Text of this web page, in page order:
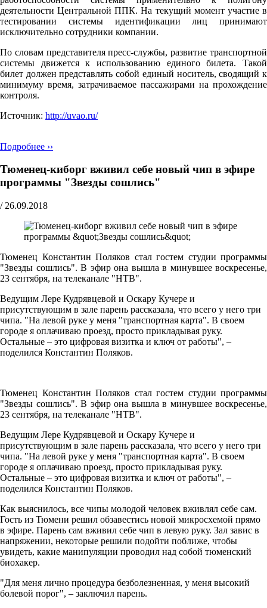
деятельности Центральной ППК. На текущий момент участие в
тестировании системы идентификации лиц принимают
исключительно сотрудники компании.
По словам представителя пресс-службы, развитие транспортной
системы движется к использованию единого билета. Такой
билет должен представлять собой единый носитель, сводящий к
минимуму время, затрачиваемое пассажирами на прохождение
контроля.
Источник: http://uvao.ru/
Подробнее ››
Тюменец-киборг вживил себе новый чип в эфире
программы "Звезды сошлись"
/ 26.09.2018
Тюменец Константин Поляков стал гостем студии программы
"Звезды сошлись". В эфир она вышла в минувшее воскресенье,
23 сентября, на телеканале "НТВ".
Ведущим Лере Кудрявцевой и Оскару Кучере и
присутствующим в зале парень рассказала, что всего у него три
чипа. "На левой руке у меня "транспортная карта". В своем
городе я оплачиваю проезд, просто прикладывая руку.
Остальные – это цифровая визитка и ключ от работы", –
поделился Константин Поляков.
Тюменец Константин Поляков стал гостем студии программы
"Звезды сошлись". В эфир она вышла в минувшее воскресенье,
23 сентября, на телеканале "НТВ".
Ведущим Лере Кудрявцевой и Оскару Кучере и
присутствующим в зале парень рассказала, что всего у него три
чипа. "На левой руке у меня "транспортная карта". В своем
городе я оплачиваю проезд, просто прикладывая руку.
Остальные – это цифровая визитка и ключ от работы", –
поделился Константин Поляков.
Как выяснилось, все чипы молодой человек вживлял себе сам.
Гость из Тюмени решил обзавестись новой микросхемой прямо
в эфире. Парень сам вживил себе чип в левую руку. Зал завис в
напряжении, некоторые решили подойти поближе, чтобы
увидеть, какие манипуляции проводил над собой тюменский
биохакер.
"Для меня лично процедура безболезненная, у меня высокий
болевой порог", – заключил парень.